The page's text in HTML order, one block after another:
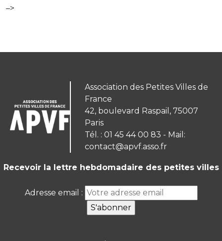
–>
Association des Petites Villes de
France
42, boulevard Raspail, 75007
Paris
Tél. : 01 45 44 00 83 - Mail:
contact@apvf.asso.fr
Recevoir la lettre hebdomadaire des petites villes
Adresse email :